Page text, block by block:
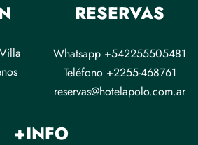
RESERVAS
Whatsapp +542255505481
Teléfono +2255-468761
reservas@hotelapolo.com.ar
+INFO